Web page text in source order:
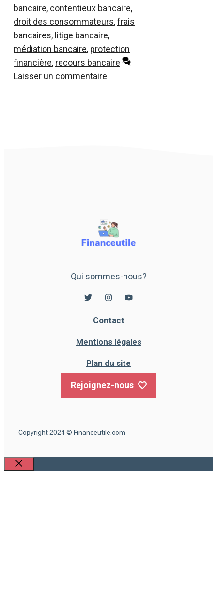
bancaire, contentieux bancaire,
droit des consommateurs,frais
bancaires, litige bancaire,
médiation bancaire, protection
financière, recours bancaire
Laisser un commentaire
Qui sommes-nous?
Contact
Mentions légales
Plan du site
Rejoignez-nous
Copyright 2024 © Financeutile.com
Fermer